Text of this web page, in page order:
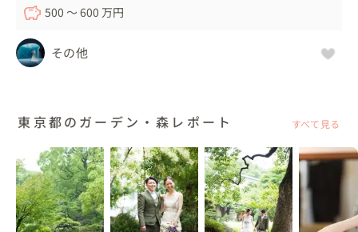
500 〜 600 万円
その他
東京都のガーデン・森レポート すべて見る